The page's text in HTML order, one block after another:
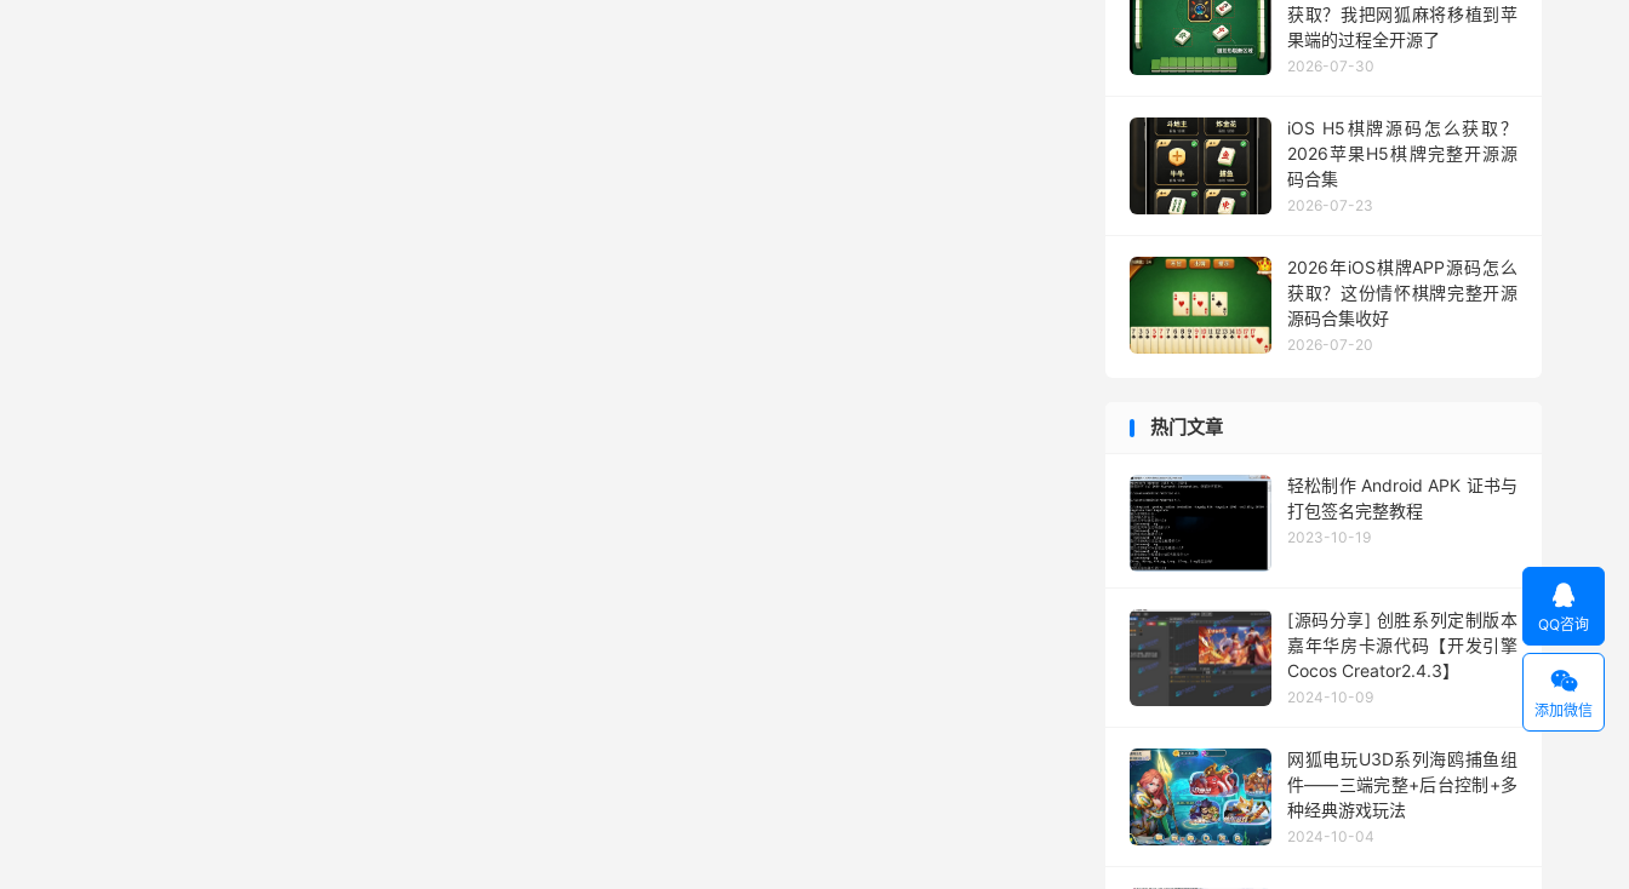
获取？我把网狐麻将移植到苹
果端的过程全开源了
2026-07-30
iOS H5棋牌源码怎么获取？
2026苹果H5棋牌完整开源源
码合集
2026-07-23
2026年iOS棋牌APP源码怎么
获取？这份情怀棋牌完整开源
源码合集收好
2026-07-20
热门文章
轻松制作 Android APK 证书与
打包签名完整教程
2023-10-19
[源码分享] 创胜系列定制版本
嘉年华房卡源代码【开发引擎
Cocos Creator2.4.3】
2024-10-09
网狐电玩U3D系列海鸥捕鱼组
件——三端完整+后台控制+多
种经典游戏玩法
2024-10-04

QQ咨询

添加微信